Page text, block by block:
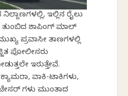
ಇಲ್ಲಿನ ರೈಲು
ತುಂಬಿದ ಶಾಪಿಂಗ್ ಮಾಲ್
ಪ್ರವಾಸೀ ತಾಣಗಳಲ್ಲಿ
ಪೋಲೀಸರು
ಇರುತ್ತೇವೆ.
ವಾಕಿ-ಟಾಕಿಗಳು,
ಗಳು ಮುಂತಾದ